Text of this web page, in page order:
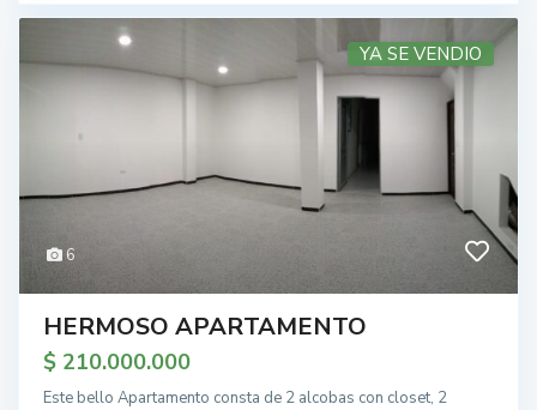
6
YA SE VENDIO
HERMOSO APARTAMENTO
$ 210.000.000
Este bello Apartamento consta de 2 alcobas con closet, 2